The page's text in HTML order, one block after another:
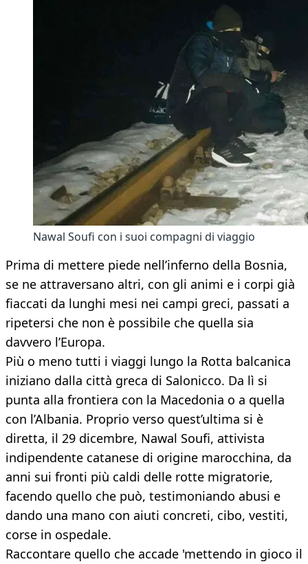
Nawal Soufi con i suoi compagni di viaggio
Prima di mettere piede nell’inferno della Bosnia,
se ne attraversano altri, con gli animi e i corpi già
fiaccati da lunghi mesi nei campi greci, passati a
ripetersi che non è possibile che quella sia
davvero l’Europa.
Più o meno tutti i viaggi lungo la Rotta balcanica
iniziano dalla città greca di Salonicco. Da lì si
punta alla frontiera con la Macedonia o a quella
con l’Albania. Proprio verso quest’ultima si è
diretta, il 29 dicembre, Nawal Soufi, attivista
indipendente catanese di origine marocchina, da
anni sui fronti più caldi delle rotte migratorie,
facendo quello che può, testimoniando abusi e
dando una mano con aiuti concreti, cibo, vestiti,
corse in ospedale.
Raccontare quello che accade 'mettendo in gioco il